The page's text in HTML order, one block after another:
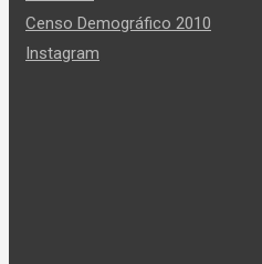
Censo Demográfico 2010
Instagram